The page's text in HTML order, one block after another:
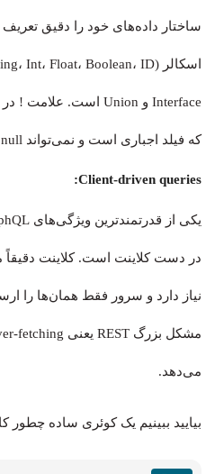
ساختار داده‌های خود را دقیق
که فیلد اجباری است و نمی‌تواند null باشد.
Client-driven queries:
در دست کلاینت است. کلاینت
نیاز دارد و سرور فقط همان‌ها را
می‌دهد.
بیایید ببینیم یک کوئری ساده چطور